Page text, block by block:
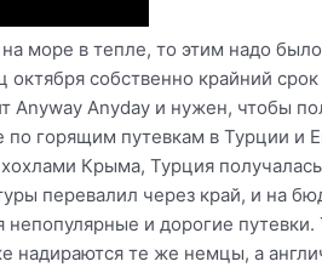
море в тепле, то этим надо
октября собственно крайний
Anyway Anyday и нужен, чтобы
горящим путевкам в Турции и
Крыма, Турция
перевалил через край, и на
и дорогие
те же немцы, а